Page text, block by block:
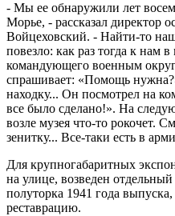
- Мы ее обнаружили лет
Морье, - рассказал директор
Войцеховский. - Найти-то
повезло: как раз тогда к нам
командующего военным
спрашивает: «Помощь
находку... Он посмотрел на
все было сделано!». На
возле музея что-то рокочет.
зенитку... Все-таки есть в
Для крупногабаритных
на улице, возведен
полуторка 1941 года
реставрацию.